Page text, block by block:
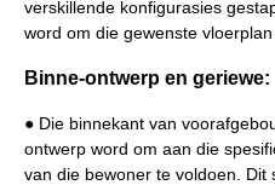
verskillende konfigurasies
word om die gewenste
Binne-ontwerp en geriewe:
● Die binnekant van
ontwerp word om aan die
van die bewoner te voldoen. Dit